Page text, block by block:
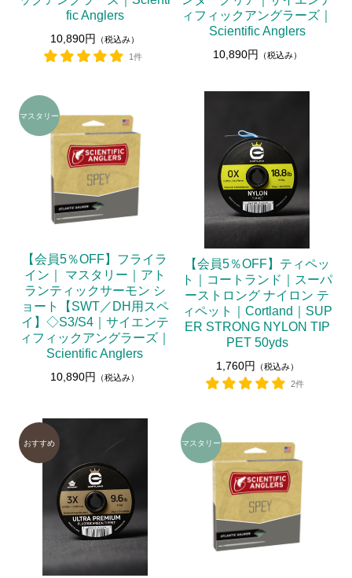
fic Anglers
10,890円
（税込み）
1件
ィフィックアングラーズ｜
Scientific Anglers
10,890円 （税込み）
【会員5％OFF】フライラ
イン｜ マスタリー｜アト
ランティックサーモン シ
ョート【SWT／DH用スペ
イ】◇S3/S4｜サイエンテ
ィフィックアングラーズ｜
Scientific Anglers
10,890円 （税込み）
【会員5％OFF】ティペッ
ト｜コートランド｜スーパ
ーストロング ナイロン テ
ィペット｜Cortland｜SUP
ER STRONG NYLON TIP
PET 50yds
1,760円
（税込み）
2件